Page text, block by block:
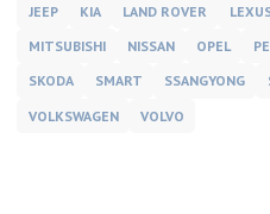
JEEP
KIA LAND ROVER
MITSUBISHI
NISSAN OPEL
SKODA
SMART SSANGYONG
VOLKSWAGEN
VOLVO